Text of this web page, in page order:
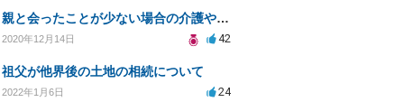
親と会ったことが少ない場合の介護や相続の義務について
2020年12月14日 42
祖父が他界後の土地の相続について
2022年1月6日 24